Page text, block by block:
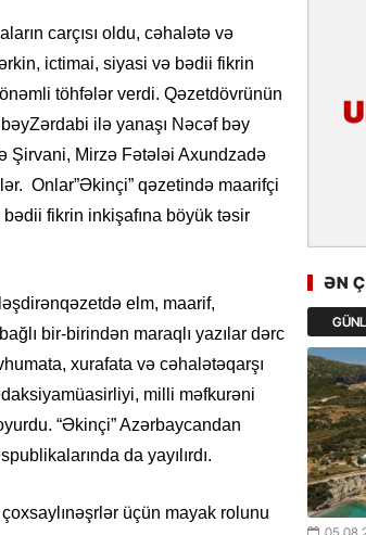
carçısı oldu, cəhalətə və
ictimai, siyasi və bədii fikrin
töhfələr verdi. Qəzetdövrünün
ilə yanaşı Nəcəf bəy
Şirvani, Mirzə Fətələi Axundzadə
Onlar”Əkinçi” qəzetində maarifçi
fikrin inkişafına böyük təsir
elm, maarif,
bir-birindən maraqlı yazılar dərc
xurafata və cəhalətəqarşı
milli məfkurəni
“Əkinçi” Azərbaycandan
da yayılırdı.
üçün mayak rolunu
Awards
-
Türkiyə
“İlham
ƏN